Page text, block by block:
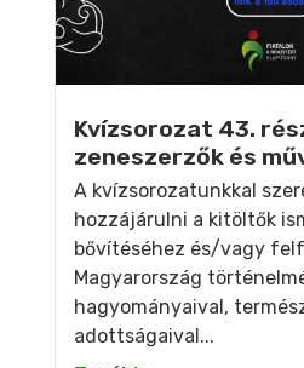
Kvízsorozat 43.
zeneszerzők és
A kvízsorozatunkkal
hozzájárulni a kitöltők
bővítéséhez és/vagy
Magyarország
hagyományaival,
adottságaival...